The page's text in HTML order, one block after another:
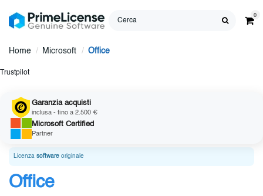
0
Home Microsoft Office
Trustpilot
Garanzia acquisti
inclusa - fino a 2.500 €
Microsoft Certified
Partner
Licenza software originale
Office